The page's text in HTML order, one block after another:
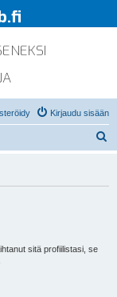
Kirjaudu sisään
sitä profiilistasi, se